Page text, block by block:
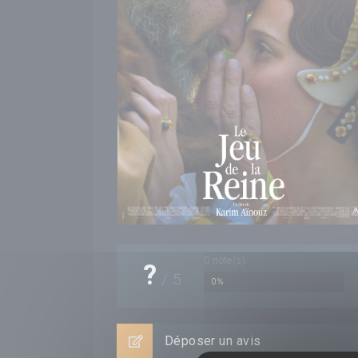
? 5 0%
Déposer un avis